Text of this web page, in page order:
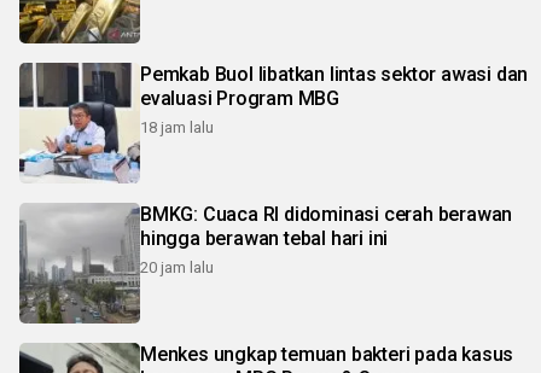
Pemkab Buol libatkan lintas sektor awasi dan
evaluasi Program MBG
18 jam lalu
BMKG: Cuaca RI didominasi cerah berawan
hingga berawan tebal hari ini
20 jam lalu
Menkes ungkap temuan bakteri pada kasus